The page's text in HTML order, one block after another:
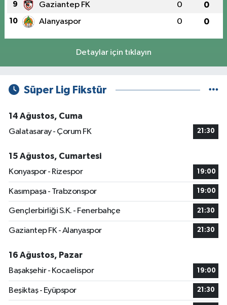
9 Gaziantep FK 0 0
10 Alanyaspor 0 0
Detaylar için tıklayın
Süper Lig Fikstür
14 Ağustos, Cuma
Galatasaray - Çorum FK
21:30
15 Ağustos, Cumartesi
Konyaspor - Rizespor
19:00
Kasımpaşa - Trabzonspor 19:00
Gençlerbirliği S.K. - Fenerbahçe 21:30
Gaziantep FK - Alanyaspor 21:30
16 Ağustos, Pazar
Başakşehir - Kocaelispor
19:00
Beşiktaş - Eyüpspor 21:30